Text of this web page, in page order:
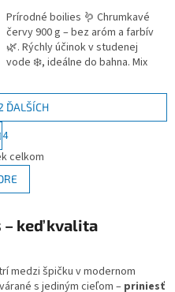
Prírodné boilies 🪱 Chrumkavé
červy 900 g – bez aróm a farbív
🌿. Rýchly účinok v studenej
vode ❄️, ideálne do bahna. Mix
ĎALŠÍCH
4
celkom
– keď kvalita
medzi špičku v modernom
s jediným cieľom – priniesť